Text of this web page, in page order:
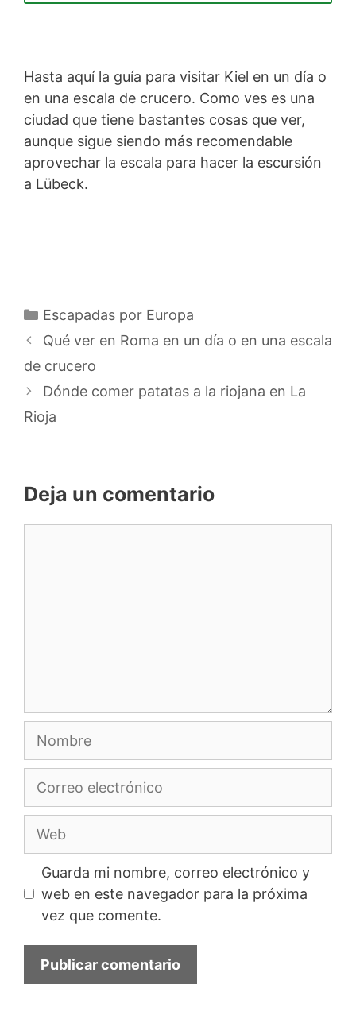
Hasta aquí la guía para visitar Kiel en un día o
en una escala de crucero. Como ves es una
ciudad que tiene bastantes cosas que ver,
aunque sigue siendo más recomendable
aprovechar la escala para hacer la escursión
a Lübeck.
Categorías
Escapadas por Europa
Qué ver en Roma en un día o en una escala
de crucero
Dónde comer patatas a la riojana en La
Rioja
Deja un comentario
Nombre
Correo
Web
Guarda mi nombre, correo electrónico y
web en este navegador para la próxima
vez que comente.